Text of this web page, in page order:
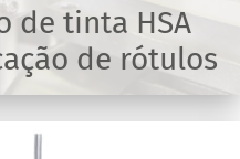
de tinta HSA
de rótulos